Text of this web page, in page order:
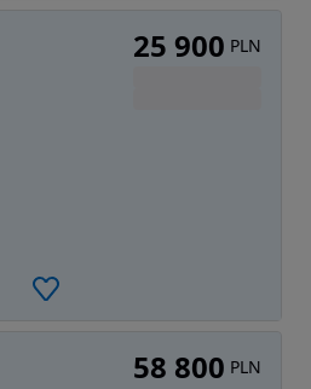
25 900 PLN
58 800 PLN